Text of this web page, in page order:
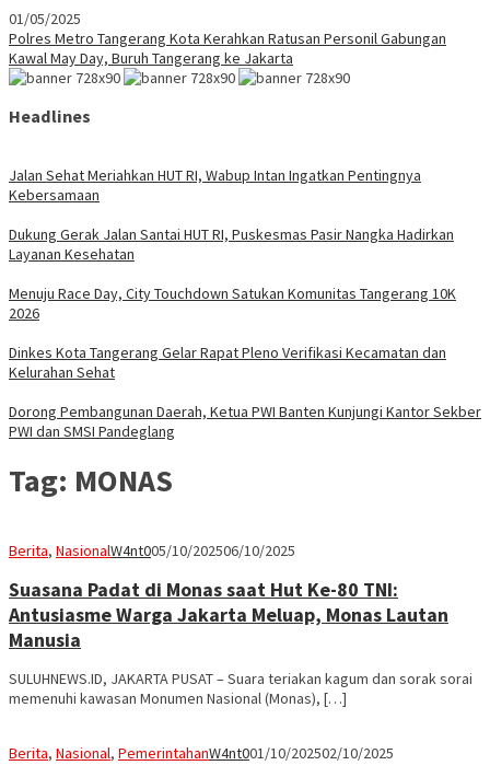
01/05/2025
Polres Metro Tangerang Kota Kerahkan Ratusan Personil Gabungan
Kawal May Day, Buruh Tangerang ke Jakarta
Headlines
Jalan Sehat Meriahkan HUT RI, Wabup Intan Ingatkan Pentingnya
Kebersamaan
Dukung Gerak Jalan Santai HUT RI, Puskesmas Pasir Nangka Hadirkan
Layanan Kesehatan
Menuju Race Day, City Touchdown Satukan Komunitas Tangerang 10K
2026
Dinkes Kota Tangerang Gelar Rapat Pleno Verifikasi Kecamatan dan
Kelurahan Sehat
Dorong Pembangunan Daerah, Ketua PWI Banten Kunjungi Kantor Sekber
PWI dan SMSI Pandeglang
Tag: MONAS
Berita, NasionalW4nt005/10/202506/10/2025
Suasana Padat di Monas saat Hut Ke-80 TNI:
Antusiasme Warga Jakarta Meluap, Monas Lautan
Manusia
SULUHNEWS.ID, JAKARTA PUSAT – Suara teriakan kagum dan sorak sorai
memenuhi kawasan Monumen Nasional (Monas), […]
Berita, Nasional, PemerintahanW4nt001/10/202502/10/2025